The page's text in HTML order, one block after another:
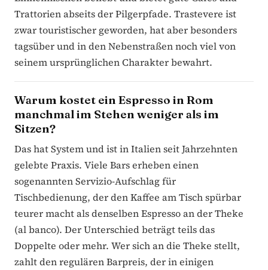
Trattorien abseits der Pilgerpfade. Trastevere ist
zwar touristischer geworden, hat aber besonders
tagsüber und in den Nebenstraßen noch viel von
seinem ursprünglichen Charakter bewahrt.
Warum kostet ein Espresso in Rom
manchmal im Stehen weniger als im
Sitzen?
Das hat System und ist in Italien seit Jahrzehnten
gelebte Praxis. Viele Bars erheben einen
sogenannten Servizio-Aufschlag für
Tischbedienung, der den Kaffee am Tisch spürbar
teurer macht als denselben Espresso an der Theke
(al banco). Der Unterschied beträgt teils das
Doppelte oder mehr. Wer sich an die Theke stellt,
zahlt den regulären Barpreis, der in einigen